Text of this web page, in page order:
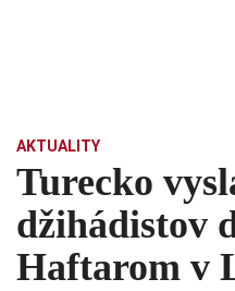
AKTUALITY
Turecko
džihádistov
Haftarom v